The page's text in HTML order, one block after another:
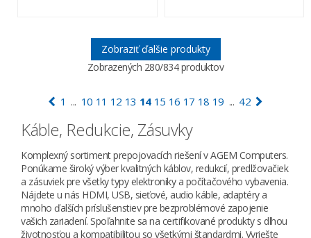
Zobraziť ďalšie produkty
Zobrazených 280/834 produktov
1 ... 10 11 12 13 14 15 16 17 18 19 ... 42
Káble, Redukcie, Zásuvky
Komplexný sortiment prepojovacích riešení v AGEM Computers.
Ponúkame široký výber kvalitných káblov, redukcií, predlžovačiek
a zásuviek pre všetky typy elektroniky a počítačového vybavenia.
Nájdete u nás HDMI, USB, sieťové, audio káble, adaptéry a
mnoho ďalších príslušenstiev pre bezproblémové zapojenie
vašich zariadení. Spoľahnite sa na certifikované produkty s dlhou
životnosťou a kompatibilitou so všetkými štandardmi. Vyriešte